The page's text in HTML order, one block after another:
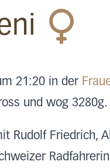
21:20 in der
und wog 3280g.
Rudolf Friedrich,